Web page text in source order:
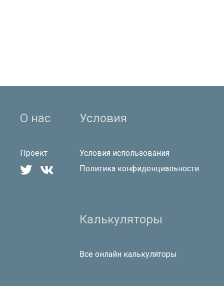
О нас
Проект
 
Условия
Условия использования
Политика конфиденциальности
Калькуляторы
Все онлайн калькуляторы